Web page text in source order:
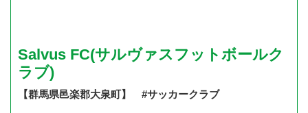
Salvus FC(サルヴァスフットボールク
ラブ)
【群馬県邑楽郡大泉町】 #サッカークラブ